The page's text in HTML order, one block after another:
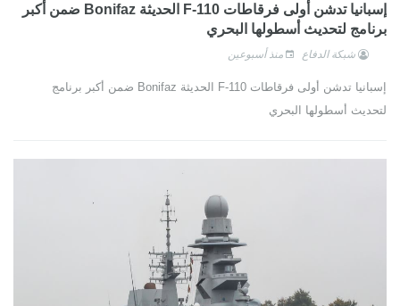
إسبانيا تدشن أولى فرقاطات F-110 الحديثة Bonifaz ضمن أكبر
برنامج لتحديث أسطولها البحري
شبكة الدفاع منذ أسبوعين
إسبانيا تدشن أولى فرقاطات F-110 الحديثة Bonifaz ضمن أكبر برنامج
لتحديث أسطولها البحري